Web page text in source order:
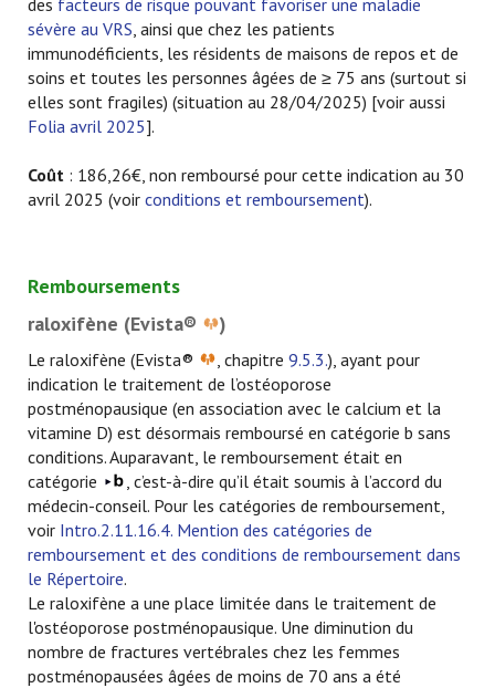
des facteurs de risque pouvant favoriser une maladie
sévère au VRS, ainsi que chez les patients
immunodéficients, les résidents de maisons de repos et de
soins et toutes les personnes âgées de ≥ 75 ans (surtout si
elles sont fragiles) (situation au 28/04/2025) [voir aussi
Folia avril 2025].
Coût : 186,26€, non remboursé pour cette indication au 30
avril 2025 (voir conditions et remboursement).
Remboursements
raloxifène (Evista®
)
Le raloxifène (Evista® , chapitre 9.5.3.), ayant pour
indication le traitement de l’ostéoporose
postménopausique (en association avec le calcium et la
vitamine D) est désormais remboursé en catégorie b sans
conditions. Auparavant, le remboursement était en
catégorie
, c’est-à-dire qu’il était soumis à l’accord du
médecin-conseil. Pour les catégories de remboursement,
voir Intro.2.11.16.4. Mention des catégories de
remboursement et des conditions de remboursement dans
le Répertoire.
Le raloxifène a une place limitée dans le traitement de
l'ostéoporose postménopausique. Une diminution du
nombre de fractures vertébrales chez les femmes
postménopausées âgées de moins de 70 ans a été